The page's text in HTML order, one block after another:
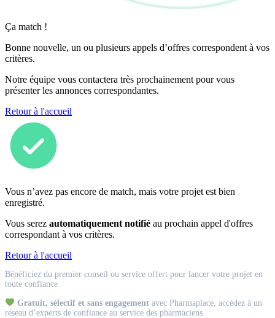
Ça match !
Bonne nouvelle, un ou plusieurs appels d’offres correspondent à vos
critères.
Notre équipe vous contactera très prochainement pour vous
présenter les annonces correspondantes.
Retour à l'accueil
Vous n’avez pas encore de match, mais votre projet est bien
enregistré.
Vous serez automatiquement notifié au prochain appel d'offres
correspondant à vos critères.
Retour à l'accueil
Expert
Bénéficiez du premier conseil ou service offert pour lancer votre projet en
toute confiance
Gratuit, sélectif et sans engagementavec Pharmaplace, accédez à un
réseau d’experts de confiance au service des pharmaciens